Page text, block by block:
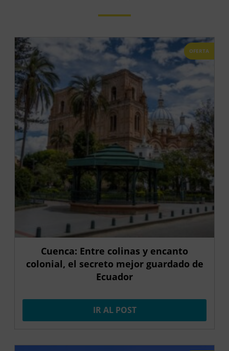
OFERTA
Cuenca: Entre colinas y encanto
colonial, el secreto mejor guardado de
Ecuador
IR AL POST